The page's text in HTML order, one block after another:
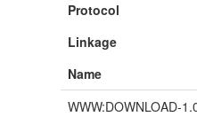
Protocol
Linkage
Name
WWW:DOWNLOAD-